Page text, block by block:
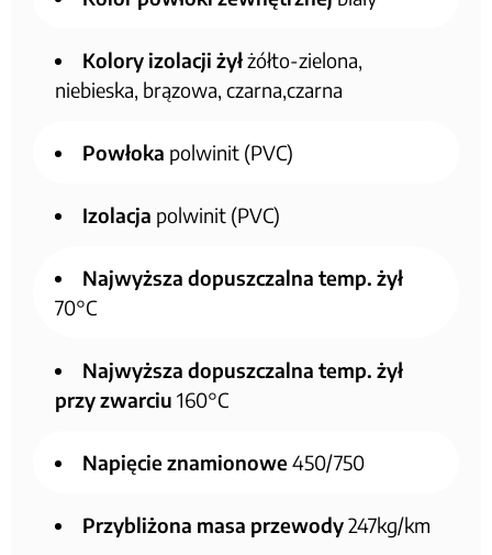
Kolory izolacji żyłżółto-zielona,
niebieska, brązowa, czarna,czarna
Powłoka polwinit (PVC)
Izolacja polwinit (PVC)
Najwyższa dopuszczalna temp. żył
70°C
Najwyższa dopuszczalna temp. żył
przy zwarciu 160°C
Napięcie znamionowe450/750
Przybliżona masa przewody247kg/km